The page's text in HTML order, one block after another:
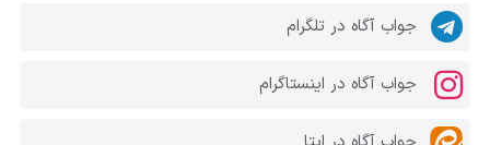
جواب آگاه در تلگرام
جواب آگاه در اینستاگرام